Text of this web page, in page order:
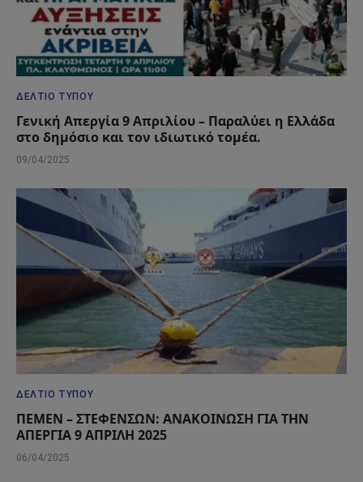
ΔΕΛΤΊΟ ΤΎΠΟΥ
Γενική Απεργία 9 Απριλίου – Παραλύει η Ελλάδα
στο δημόσιο και τον ιδιωτικό τομέα.
09/04/2025
ΔΕΛΤΊΟ ΤΎΠΟΥ
ΠΕΜΕΝ – ΣΤΕΦΕΝΣΩΝ: ΑΝΑΚΟΙΝΩΣΗ ΓΙΑ ΤΗΝ
ΑΠΕΡΓΙΑ 9 ΑΠΡΙΛΗ 2025
06/04/2025